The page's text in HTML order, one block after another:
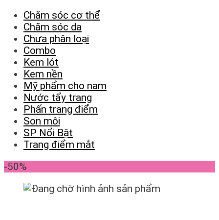
Chăm sóc cơ thể
Chăm sóc da
Chưa phân loại
Combo
Kem lót
Kem nền
Mỹ phẩm cho nam
Nước tẩy trang
Phấn trang điểm
Son môi
SP Nổi Bật
Trang điểm mắt
-50%